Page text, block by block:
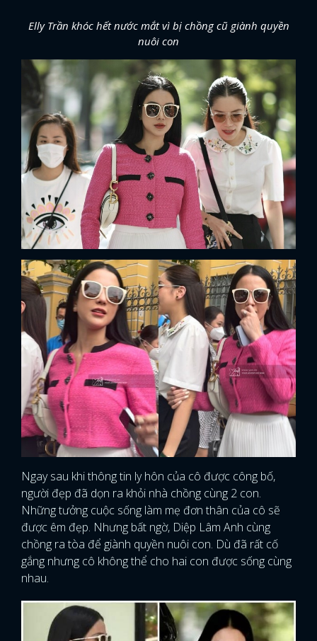
Elly Trần khóc hết nước mắt vì bị chồng cũ giành quyền
nuôi con
Ngay sau khi thông tin ly hôn của cô được công bố,
người đẹp đã dọn ra khỏi nhà chồng cùng 2 con.
Những tưởng cuộc sống làm mẹ đơn thân của cô sẽ
được êm đẹp. Nhưng bất ngờ, Diệp Lâm Anh cùng
chồng ra tòa để giành quyền nuôi con. Dù đã rất cố
gắng nhưng cô không thể cho hai con được sống cùng
nhau.